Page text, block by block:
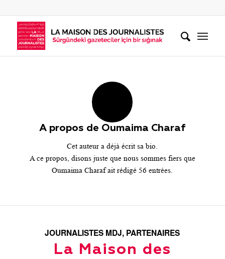
A propos de Oumaima Charaf
Cet auteur a déjà écrit sa bio.
A ce propos, disons juste que nous sommes fiers que
Oumaima Charafait rédigé 56 entrées.
JOURNALISTES MDJ, PARTENAIRES
La Maison des